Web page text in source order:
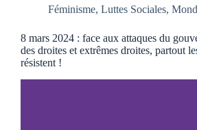
Féminisme, Luttes Sociales,
8 mars 2024 : face aux attaques du
des droites et extrêmes droites, partout
résistent !